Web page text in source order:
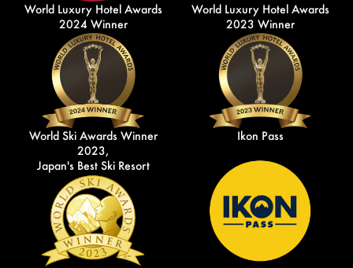
World Luxury Hotel Awards
2024 Winner
World Luxury Hotel Awards
2023 Winner
World Ski Awards Winner
2023,
Japan's Best Ski Resort
Ikon Pass